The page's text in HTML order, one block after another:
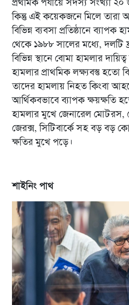
প্রথমিক পর্যায়ে সদস্য সংখ্যা
কিন্তু এই কয়েকজনে মিলে তারা
বিভিন্ন ব্যবসা প্রতিষ্ঠানে ব্যাপক
থেকে ১৯৮৮ সালের মধ্যে, দলটি
বিভিন্ন স্থানে বোমা হামলার
হামলার প্রাথমিক লক্ষ্যবস্তু হতো
তাদের হামলায় নিহত কিংবা
আর্থিকবভাবে ব্যাপক ক্ষয়ক্ষতি
হামলার মুখে জেনারেল মোটরস,
জেরক্স, সিটিবার্কে সহ বড় বড়
ক্ষতির মুখে পড়ে।
শাইনিং পাথ